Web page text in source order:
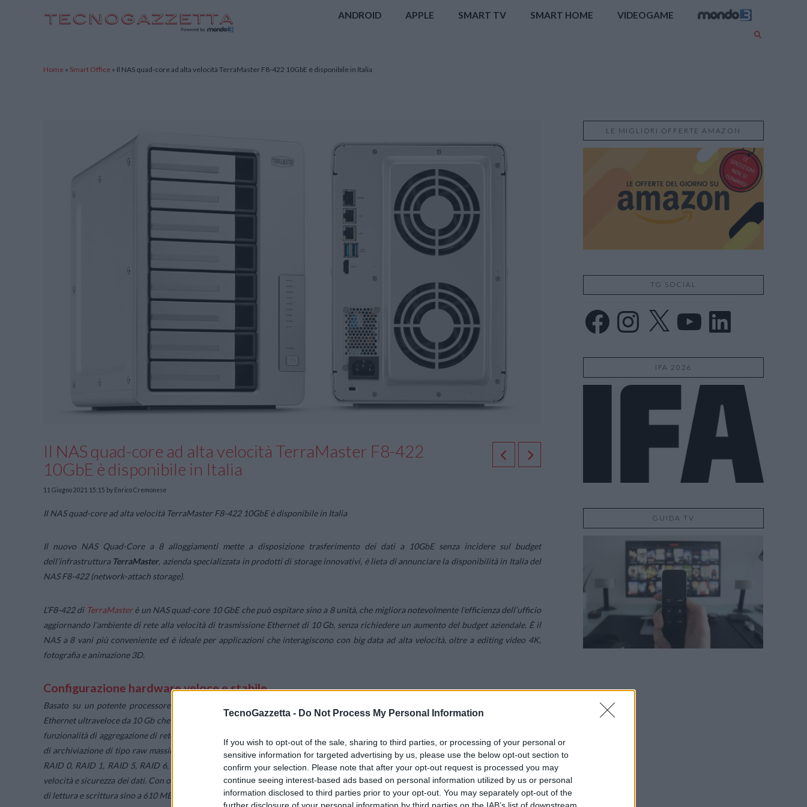
TecnoGazzetta - Do Not Process My Personal Information
If you wish to opt-out of the sale, sharing to third parties, or processing of your personal or
sensitive information for targeted advertising by us, please use the below opt-out section to
confirm your selection. Please note that after your opt-out request is processed you may
continue seeing interest-based ads based on personal information utilized by us or personal
information disclosed to third parties prior to your opt-out. You may separately opt-out of the
further disclosure of your personal information by third parties on the IAB’s list of downstream
ANDROID APPLE SMART TV SMART HOME VIDEOGAME
Home » Smart Office » Il NAS quad-core ad alta velocità TerraMaster F8-422 10GbE è disponibile in Italia
Il NAS quad-core ad alta velocità TerraMaster F8-422
10GbE è disponibile in Italia
11 Giugno 2021 15:15 by Enrico Cremonese
Il NAS quad-core ad alta velocità TerraMaster F8-422 10GbE è disponibile in Italia
Il nuovo NAS Quad-Core a 8 alloggiamenti mette a disposizione trasferimento dei dati a 10GbE senza incidere sul budget
dell’infrastruttura TerraMaster, azienda specializzata in prodotti di storage innovativi, è lieta di annunciare la disponibilità in Italia del
NAS F8-422 (network-attach storage).
L’F8-422 di TerraMasterè un NAS quad-core 10 GbE che può ospitare sino a 8 unità, che migliora notevolmente l’efficienza dell’ufficio
aggiornando l’ambiente di rete alla velocità di trasmissione Ethernet di 10 Gb, senza richiedere un aumento del budget aziendale. È il
NAS a 8 vani più conveniente ed è ideale per applicazioni che interagiscono con big data ad alta velocità, oltre a editing video 4K,
fotografia e animazione 3D.
Configurazione hardware veloce e stabile
Basato su un potente processore Intel® Celeron® da 1,5 GHz con architettura quad-core, il NAS F8-422 è dotato di una porta
Ethernet ultraveloce da 10 Gb che funziona con i cavi di rete Cat6 / 6A esistenti e due porte Ethernet da 1.000 Mbps che supportano la
funzionalità di aggregazione di rete. La crittografia hardware AES NI e la transcodifica 4K sono supportate in modo nativo. La capacità
di archiviazione di tipo raw massima raggiunge i 144 TB (utilizzando 8 unità da 18 TB ciascuna). Il supporto Raid include le modalità
RAID 0, RAID 1, RAID 5, RAID 6, RAID 10, JBOD e SINGLE, per offrire agli utenti molte opzioni di configurazione per una maggiore
velocità e sicurezza dei dati. Con otto dischi rigidi Seagate IronWolf da 6 TB in modalità RAID 5, il dispositivo può raggiungere velocità
di lettura e scrittura sino a 610 MB/s.
LE MIGLIORI OFFERTE AMAZON
TG SOCIAL
Facebook Instagram YouTube LinkedIn
IFA 2026
GUIDA TV